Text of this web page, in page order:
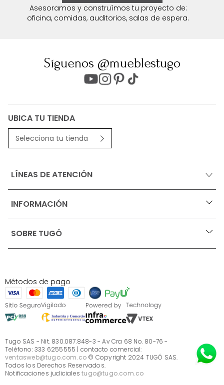
Asesoramos y construímos tu proyecto de:
oficina, comidas, auditorios, salas de espera.
Síguenos @mueblestugo
UBICA TU TIENDA
Selecciona tu tienda
LÍNEAS DE ATENCIÓN
INFORMACIÓN +
Ofertas vigentes
Términos, condiciones y restricciones para productos
S.A.S
Términos, condiciones y restricciones Tugó S.A.S
Instructivo cuidado de muebles
Sé parte de Tugó
¿Quiénes somos?
Servicio al cliente
SOBRE TUGÓ +
¿Quieres vender en Tugó?
Métodos de pago
Tugo SAS - Nit. 830.087.848-3 - Av Cra 68 No. 80-76 -
Teléfono: 333 6255555 | contacto comercial:
ventasweb@tugo.com.co © Copyright 2024 TUGÓ SAS.
Todos los Derechos Reservados.
Notificaciones judicialestugo@tugo.com.co